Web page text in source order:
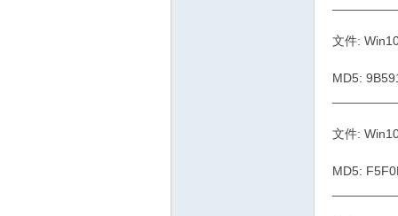
文件:
MD5:
文件:
MD5: